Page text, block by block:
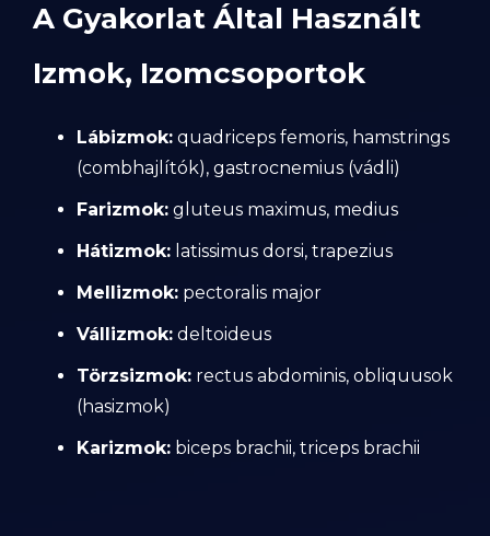
A Gyakorlat Által Használt
Izmok, Izomcsoportok
Lábizmok: quadriceps femoris, hamstrings
(combhajlítók), gastrocnemius (vádli)
Farizmok: gluteus maximus, medius
Hátizmok: latissimus dorsi, trapezius
Mellizmok: pectoralis major
Vállizmok: deltoideus
Törzsizmok: rectus abdominis, obliquusok
(hasizmok)
Karizmok: biceps brachii, triceps brachii